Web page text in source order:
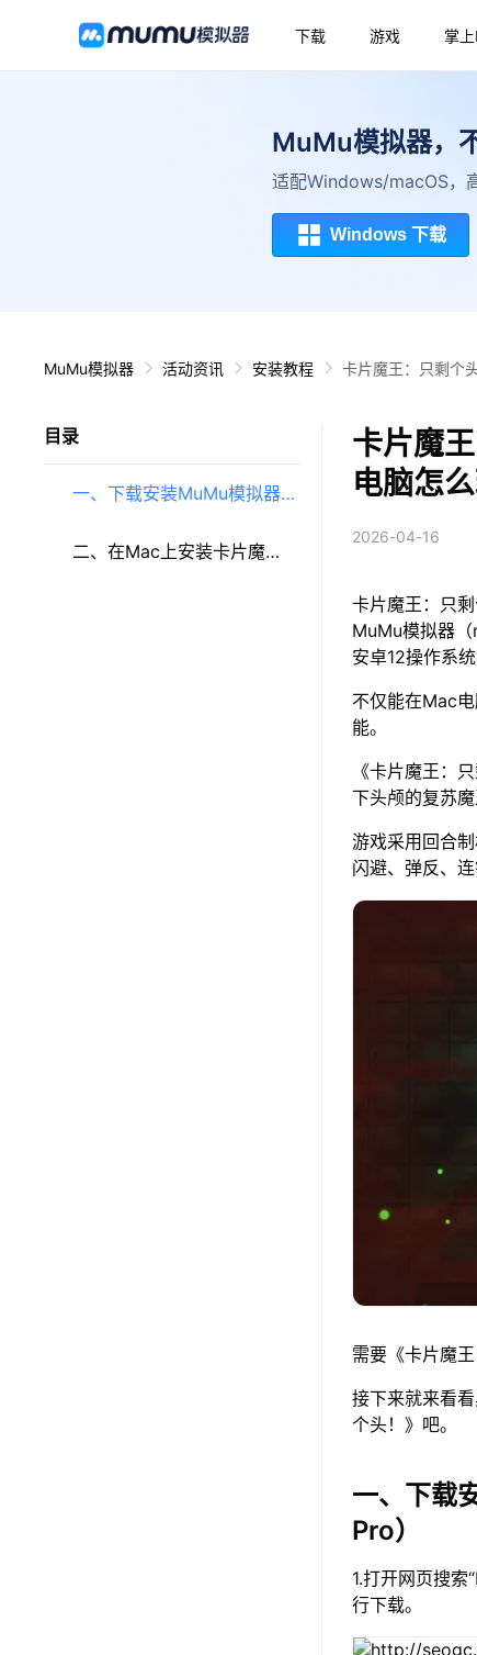
下载 游戏 掌
MuMu模拟器，
适配Windows/macOS，
Windows 下载
MuMu模拟器 活动资讯 安装教程 卡片魔王：只剩个
目录
一、下载安装MuMu模拟器
（macOS）（原MuMu模拟
二、在Mac上安装卡片魔
卡片魔
电脑怎
2026-04-16
卡片魔王：只
MuMu模拟器
安卓12操作系
不仅能在Mac
能。
《卡片魔王：
下头颅的复苏
游戏采用回合
闪避、弹反、
需要《卡片魔
接下来就来看
个头！》吧。
一、下载
Pro）
1.打开网页搜索
行下载。